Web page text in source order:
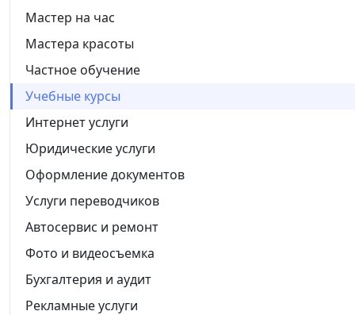
Мастер на час
Мастера красоты
Частное обучение
Учебные курсы
Интернет услуги
Юридические услуги
Оформление документов
Услуги переводчиков
Автосервис и ремонт
Фото и видеосъемка
Бухгалтерия и аудит
Рекламные услуги